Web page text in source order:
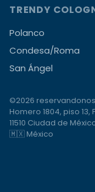
TRENDY
Polanco
Condesa/Roma
San Ángel
©2026
Homero 1804, piso
11510 Ciudad de
🇲🇽 México